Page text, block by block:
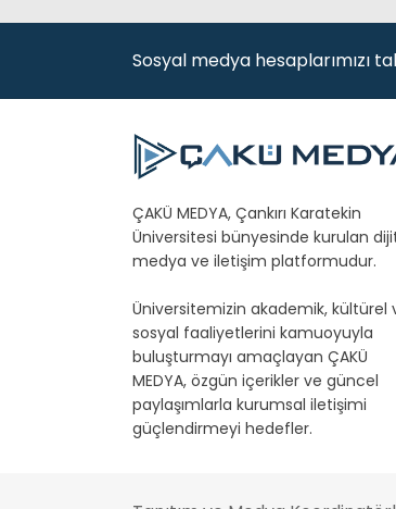
Sosyal medya hesaplarımızı
ÇAKÜ MEDYA, Çankırı Karatekin
Üniversitesi bünyesinde kurulan
medya ve iletişim platformudur.
Üniversitemizin akademik, kültürel
sosyal faaliyetlerini kamuoyuyla
buluşturmayı amaçlayan ÇAKÜ
MEDYA, özgün içerikler ve güncel
paylaşımlarla kurumsal iletişimi
güçlendirmeyi hedefler.